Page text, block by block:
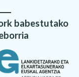
babestutako